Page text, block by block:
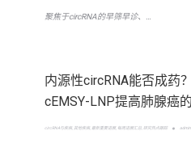
聚焦于circRNA的早筛早诊、…
内源性circRNA能否成药
cEMSY-LNP提高肺腺癌
circRNA与疾病 其他疾病 最新重要进展 每周进展汇总 研究热点跟踪 admin